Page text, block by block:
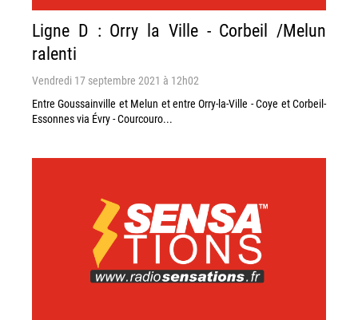
Ligne D : Orry la Ville - Corbeil /Melun
ralenti
Vendredi 17 septembre 2021 à 12h02
Entre Goussainville et Melun et entre Orry-la-Ville - Coye et Corbeil-
Essonnes via Évry - Courcouro...